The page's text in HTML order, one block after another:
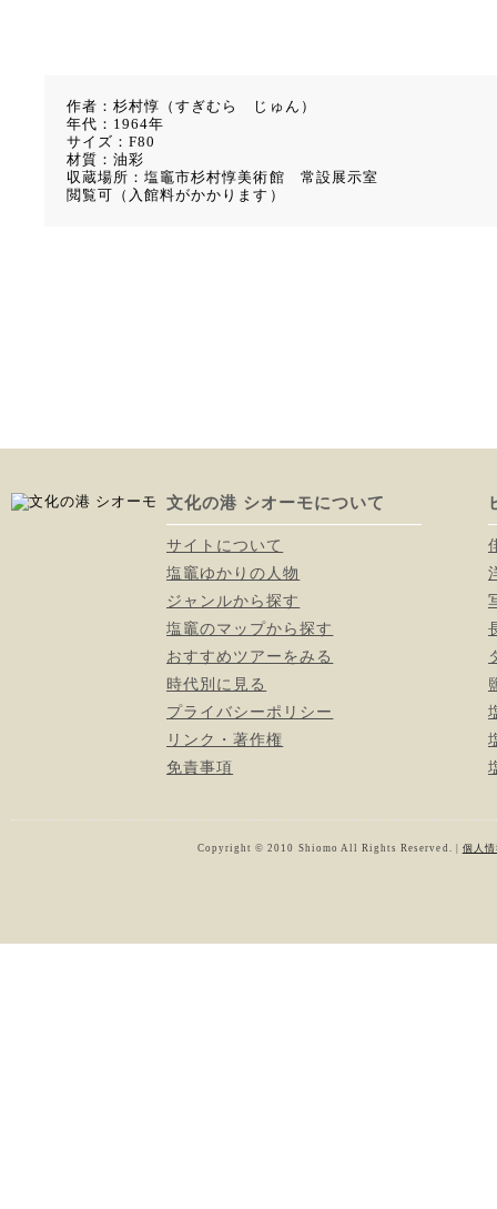
作者：杉村惇（すぎむら じゅん）
年代：1964年
サイズ：F80
材質：油彩
収蔵場所：塩竈市杉村惇美術館 常設展示室
閲覧可（入館料がかかります）
文化の港 シオーモについて
サイトについて
塩竈ゆかりの人物
ジャンルから探す
塩竈のマップから探す
おすすめツアーをみる
時代別に見る
プライバシーポリシー
リンク・著作権
免責事項
Copyright © 2010 Shiomo All Rights Reserved. | 個人